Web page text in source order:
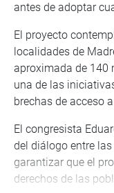
antes de adoptar
El proyecto
localidades de
aproximada de 140
una de las
brechas de acceso
El congresista
del diálogo entre
garantizar que el
derechos de las